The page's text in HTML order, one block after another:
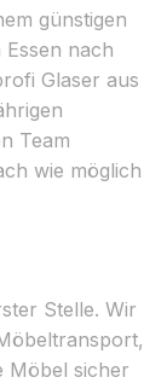
günstigen
nach
Glaser aus
Team
wie möglich
Stelle. Wir
Möbel sicher